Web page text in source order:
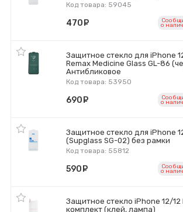
Код товара: 59045
470 o
Защитное стекло для iPhone
Remax Medicine Glass GL-86
Антибликовое
Код товара: 53950
690 o
Защитное стекло для iPhone
(Supglass SG-02) без рамки
Код товара: 55812
590 o
Защитное стекло iPhone 12/12
комплект (клей, лампа)